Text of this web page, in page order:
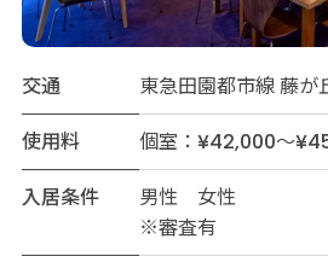
交通
東急田園都市線 藤が
使用料
個室：¥42,000～
入居条件
男性 女性
※審査有